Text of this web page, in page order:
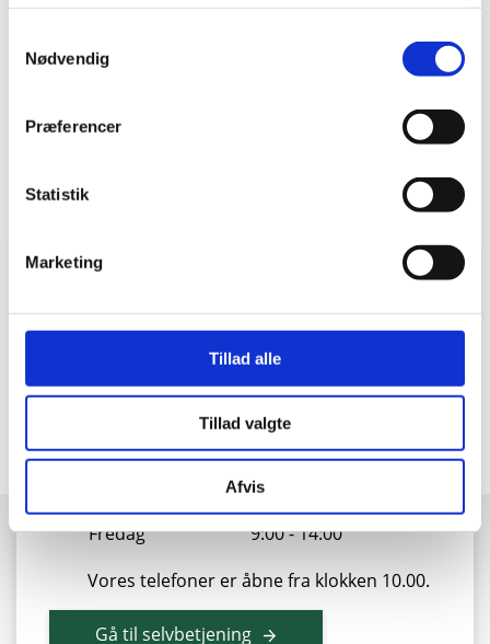
Nødvendig
Præferencer
Statistik
Marketing
Tillad alle
Tillad valgte
Afvis
Deponiet er indrettet med membran i bunden, så
eventuelle miljøfarlige stoffer fra affaldet ikke siver
Kontakt vores kundeservice
Vi er klar til at hjælpe dig
info@sonfor.dk
Mandag - torsdag
9:00 - 15:30
Fredag
9:00 - 14:00
Vores telefoner er åbne fra klokken 10.00.
Gå til selvbetjening